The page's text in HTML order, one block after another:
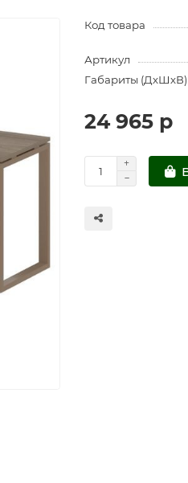
Код товара
Артикул
Габариты (ДхШхВ)
24 965 р